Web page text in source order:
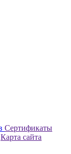
Сертификаты
Карта сайта